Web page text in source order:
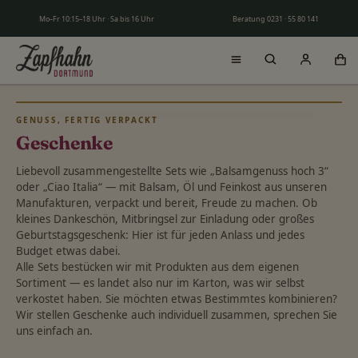
Zum Hauptinhalt springen
Mo–Fr 10:15–18 Uhr · Sa bis 16 Uhr Beratung 0231 · 55 80 141
GENUSS, FERTIG VERPACKT
Geschenke
Liebevoll zusammengestellte Sets wie „Balsamgenuss hoch 3“
oder „Ciao Italia“ — mit Balsam, Öl und Feinkost aus unseren
Manufakturen, verpackt und bereit, Freude zu machen. Ob
kleines Dankeschön, Mitbringsel zur Einladung oder großes
Geburtstagsgeschenk: Hier ist für jeden Anlass und jedes
Budget etwas dabei.
Alle Sets bestücken wir mit Produkten aus dem eigenen
Sortiment — es landet also nur im Karton, was wir selbst
verkostet haben. Sie möchten etwas Bestimmtes kombinieren?
Wir stellen Geschenke auch individuell zusammen, sprechen Sie
uns einfach an.